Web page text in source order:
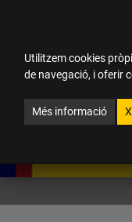
Utilitzem cookies
de navegació, i oferir
Més informació X
CUFPN